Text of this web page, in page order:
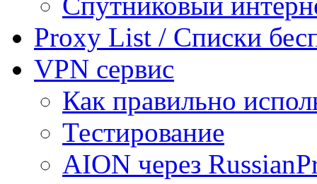
Proxy List / Списки
VPN сервис
Как правильно
Тестирование
AION через